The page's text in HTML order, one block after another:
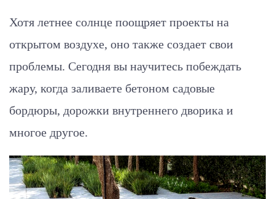
Хотя летнее солнце поощряет проекты на
открытом воздухе, оно также создает свои
проблемы. Сегодня вы научитесь побеждать
жару, когда заливаете бетоном садовые
бордюры, дорожки внутреннего дворика и
многое другое.